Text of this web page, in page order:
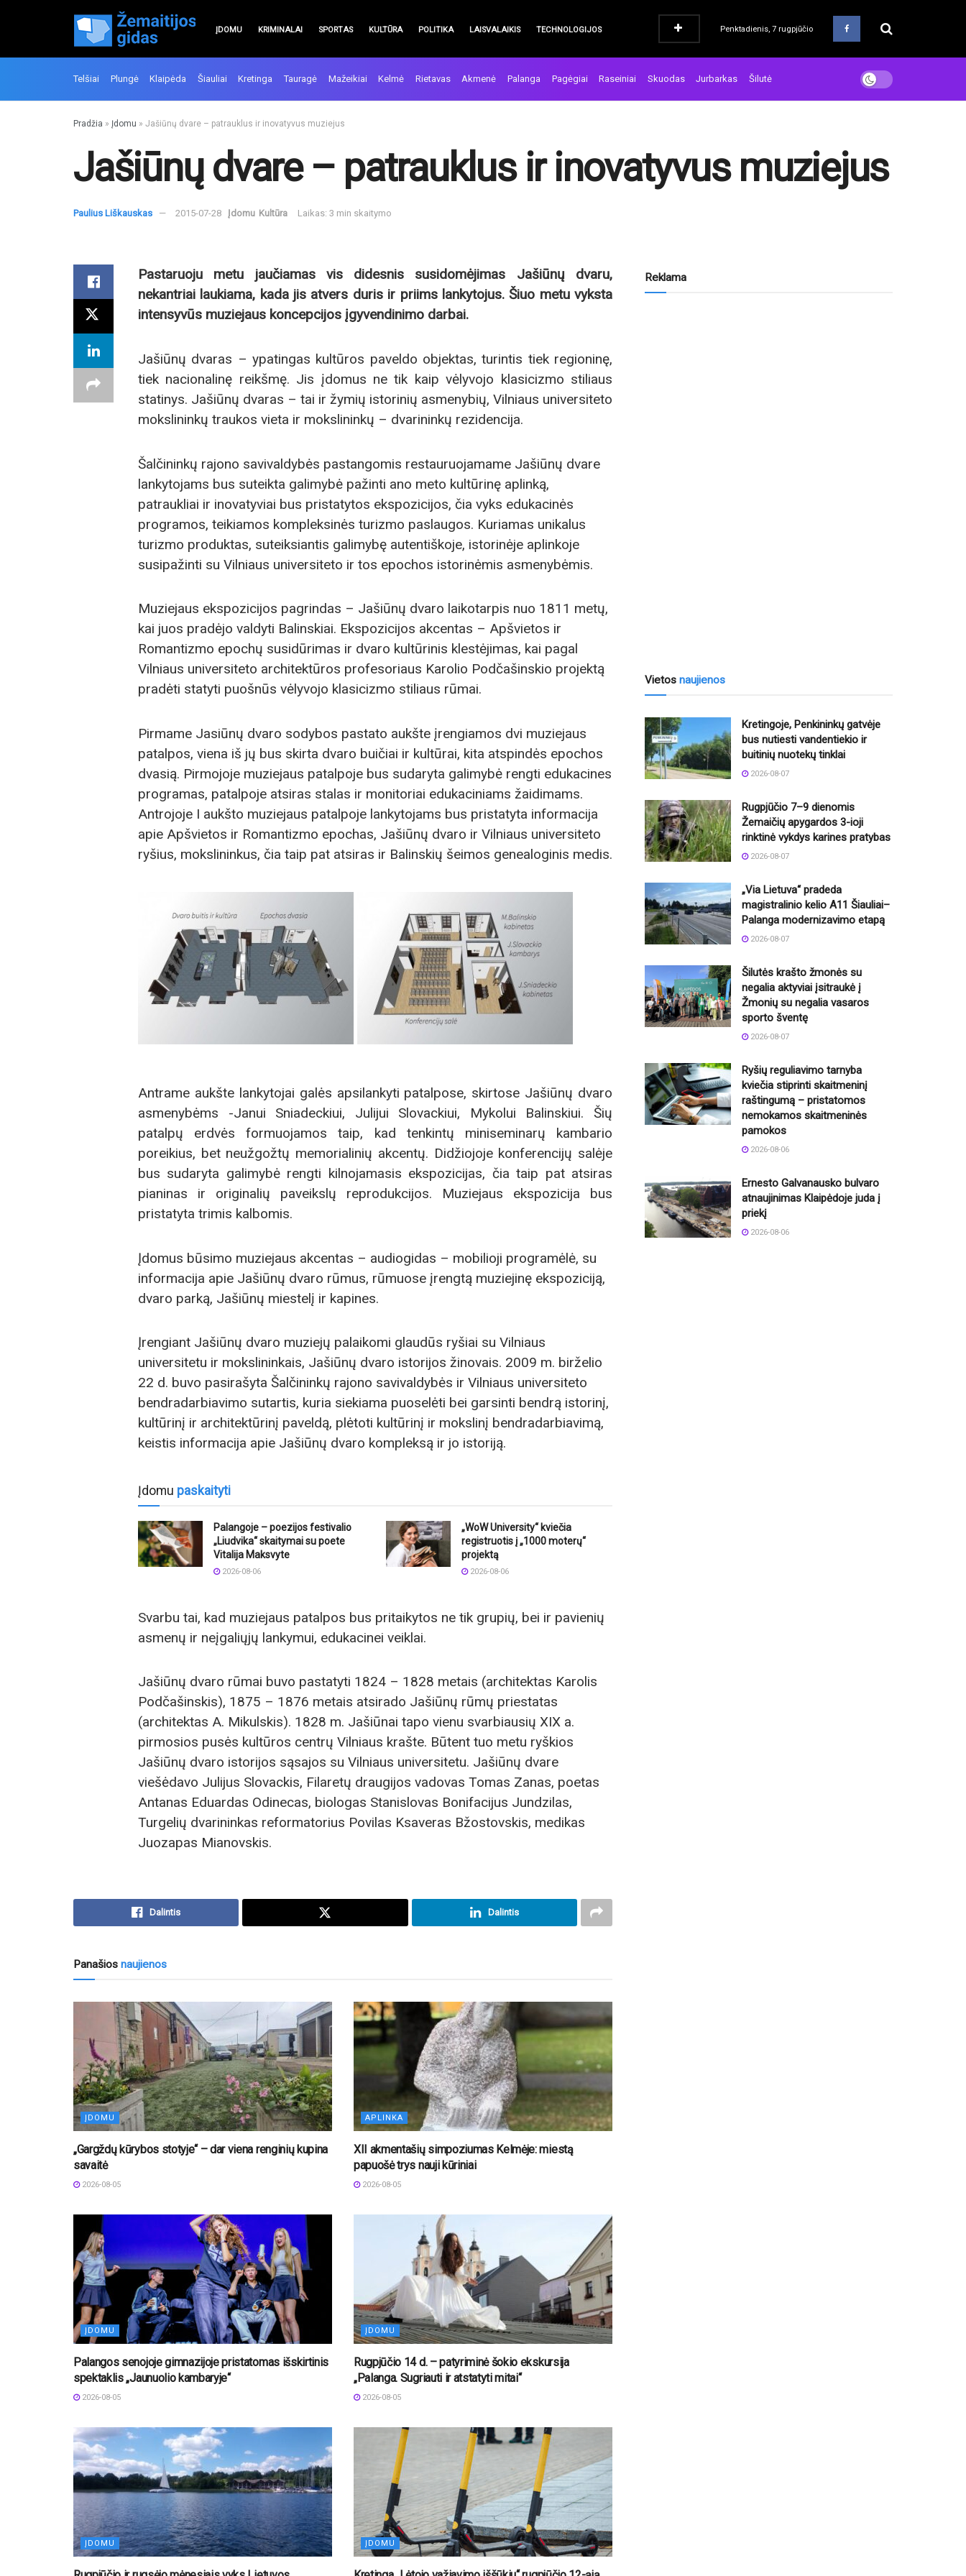
ĮDOMU KRIMINALAI SPORTAS KULTŪRA POLITIKA LAISVALAIKIS TECHNOLOGIJOS Penktadienis, 7 rugpjūčio
Telšiai Plungė Klaipėda Šiauliai Kretinga Tauragė Mažeikiai Kelmė Rietavas Akmenė Palanga Pagėgiai Raseiniai Skuodas Jurbarkas Šilutė
Pradžia » Įdomu » Jašiūnų dvare – patrauklus ir inovatyvus muziejus
Jašiūnų dvare – patrauklus ir inovatyvus muziejus
Paulius Liškauskas 2015-07-28 Įdomu Kultūra Laikas: 3 min skaitymo
Pastaruoju metu jaučiamas vis didesnis susidomėjimas Jašiūnų dvaru,
nekantriai laukiama, kada jis atvers duris ir priims lankytojus. Šiuo metu vyksta
intensyvūs muziejaus koncepcijos įgyvendinimo darbai.
Jašiūnų dvaras – ypatingas kultūros paveldo objektas, turintis tiek regioninę,
tiek nacionalinę reikšmę. Jis įdomus ne tik kaip vėlyvojo klasicizmo stiliaus
statinys. Jašiūnų dvaras – tai ir žymių istorinių asmenybių, Vilniaus universiteto
mokslininkų traukos vieta ir mokslininkų – dvarininkų rezidencija.
Šalčininkų rajono savivaldybės pastangomis restauruojamame Jašiūnų dvare
lankytojams bus suteikta galimybė pažinti ano meto kultūrinę aplinką,
patraukliai ir inovatyviai bus pristatytos ekspozicijos, čia vyks edukacinės
programos, teikiamos kompleksinės turizmo paslaugos. Kuriamas unikalus
turizmo produktas, suteiksiantis galimybę autentiškoje, istorinėje aplinkoje
susipažinti su Vilniaus universiteto ir tos epochos istorinėmis asmenybėmis.
Muziejaus ekspozicijos pagrindas – Jašiūnų dvaro laikotarpis nuo 1811 metų,
kai juos pradėjo valdyti Balinskiai. Ekspozicijos akcentas – Apšvietos ir
Romantizmo epochų susidūrimas ir dvaro kultūrinis klestėjimas, kai pagal
Vilniaus universiteto architektūros profesoriaus Karolio Podčašinskio projektą
pradėti statyti puošnūs vėlyvojo klasicizmo stiliaus rūmai.
Pirmame Jasiūnų dvaro sodybos pastato aukšte įrengiamos dvi muziejaus
patalpos, viena iš jų bus skirta dvaro buičiai ir kultūrai, kita atspindės epochos
dvasią. Pirmojoje muziejaus patalpoje bus sudaryta galimybė rengti edukacines
programas, patalpoje atsiras stalas ir monitoriai edukaciniams žaidimams.
Antrojoje I aukšto muziejaus patalpoje lankytojams bus pristatyta informacija
apie Apšvietos ir Romantizmo epochas, Jašiūnų dvaro ir Vilniaus universiteto
ryšius, mokslininkus, čia taip pat atsiras ir Balinskių šeimos genealoginis medis.
Antrame aukšte lankytojai galės apsilankyti patalpose, skirtose Jašiūnų dvaro
asmenybėms -Janui Sniadeckiui, Julijui Slovackiui, Mykolui Balinskiui. Šių
patalpų erdvės formuojamos taip, kad tenkintų miniseminarų kambario
poreikius, bet neužgožtų memorialinių akcentų. Didžiojoje konferencijų salėje
bus sudaryta galimybė rengti kilnojamasis ekspozicijas, čia taip pat atsiras
pianinas ir originalių paveikslų reprodukcijos. Muziejaus ekspozicija bus
pristatyta trimis kalbomis.
Įdomus būsimo muziejaus akcentas – audiogidas – mobilioji programėlė, su
informacija apie Jašiūnų dvaro rūmus, rūmuose įrengtą muziejinę ekspoziciją,
dvaro parką, Jašiūnų miestelį ir kapines.
Įrengiant Jašiūnų dvaro muziejų palaikomi glaudūs ryšiai su Vilniaus
universitetu ir mokslininkais, Jašiūnų dvaro istorijos žinovais. 2009 m. birželio
22 d. buvo pasirašyta Šalčininkų rajono savivaldybės ir Vilniaus universiteto
bendradarbiavimo sutartis, kuria siekiama puoselėti bei garsinti bendrą istorinį,
kultūrinį ir architektūrinį paveldą, plėtoti kultūrinį ir mokslinį bendradarbiavimą,
keistis informacija apie Jašiūnų dvaro kompleksą ir jo istoriją.
Įdomu paskaityti
Palangoje – poezijos festivalio
„Liudvika“ skaitymai su poete
Vitalija Maksvyte
2026-08-06
„WoW University“ kviečia
registruotis į „1000 moterų“
projektą
2026-08-06
Svarbu tai, kad muziejaus patalpos bus pritaikytos ne tik grupių, bei ir pavienių
asmenų ir neįgaliųjų lankymui, edukacinei veiklai.
Jašiūnų dvaro rūmai buvo pastatyti 1824 – 1828 metais (architektas Karolis
Podčašinskis), 1875 – 1876 metais atsirado Jašiūnų rūmų priestatas
(architektas A. Mikulskis). 1828 m. Jašiūnai tapo vienu svarbiausių XIX a.
pirmosios pusės kultūros centrų Vilniaus krašte. Būtent tuo metu ryškios
Jašiūnų dvaro istorijos sąsajos su Vilniaus universitetu. Jašiūnų dvare
viešėdavo Julijus Slovackis, Filaretų draugijos vadovas Tomas Zanas, poetas
Antanas Eduardas Odinecas, biologas Stanislovas Bonifacijus Jundzilas,
Turgelių dvarininkas reformatorius Povilas Ksaveras Bžostovskis, medikas
Juozapas Mianovskis.
Dalintis Dalintis
Panašios naujienos
ĮDOMU
„Gargždų kūrybos stotyje“ – dar viena renginių kupina
savaitė
2026-08-05
APLINKA
XII akmentašių simpoziumas Kelmėje: miestą
papuošė trys nauji kūriniai
2026-08-05
ĮDOMU
Palangos senojoje gimnazijoje pristatomas išskirtinis
spektaklis „Jaunuolio kambaryje“
2026-08-05
ĮDOMU
Rugpjūčio 14 d. – patyriminė šokio ekskursija
„Palanga. Sugriauti ir atstatyti mitai“
2026-08-05
ĮDOMU ĮDOMU
Reklama
Vietos naujienos
Kretingoje, Penkininkų gatvėje
bus nutiesti vandentiekio ir
buitinių nuotekų tinklai
2026-08-07
Rugpjūčio 7–9 dienomis
Žemaičių apygardos 3-ioji
rinktinė vykdys karines pratybas
2026-08-07
„Via Lietuva“ pradeda
magistralinio kelio A11 Šiauliai–
Palanga modernizavimo etapą
2026-08-07
Šilutės krašto žmonės su
negalia aktyviai įsitraukė į
Žmonių su negalia vasaros
sporto šventę
2026-08-07
Ryšių reguliavimo tarnyba
kviečia stiprinti skaitmeninį
raštingumą – pristatomos
nemokamos skaitmeninės
pamokos
2026-08-06
Ernesto Galvanausko bulvaro
atnaujinimas Klaipėdoje juda į
priekį
2026-08-06